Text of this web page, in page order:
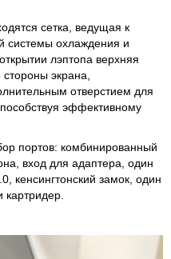
сетка, ведущая к
системы охлаждения и
лэптопа верхняя
экрана,
отверстием для
эффективному
портов: комбинированный
вход для адаптера, один
кенсингтонский замок, один